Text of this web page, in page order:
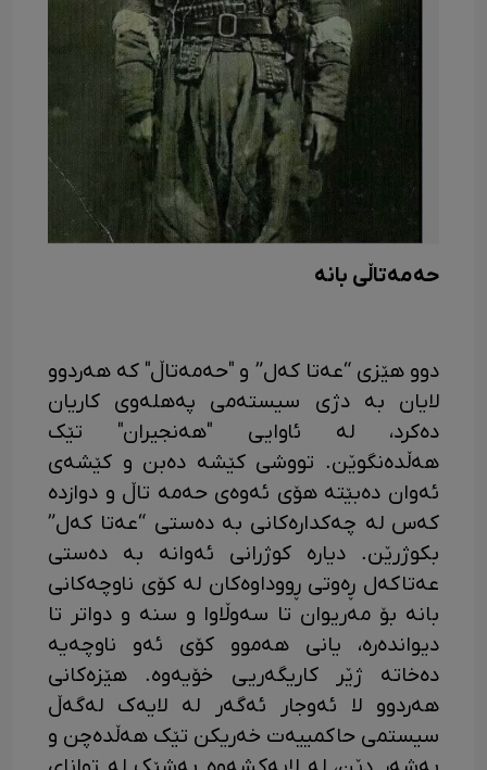
حەمەتاڵی بانە
دوو هێزی “عەتا کەل” و "حەمەتاڵ" کە هەردوو
لایان بە دژی سیستەمی پەهلەوی کاریان
دەکرد، لە ئاوایی "هەنجیران" تێک
هەڵدەنگوێن. تووشی کێشە دەبن و کێشەی
ئەوان دەبێتە هۆی ئەوەی حەمە تاڵ و دوازدە
کەس لە چەکدارەکانی بە دەستی “عەتا کەل”
بکوژرێن. دیارە کوژرانی ئەوانە بە دەستی
عەتاکەل ڕەوتی ڕووداوەکان لە کۆی ناوچەکانی
بانە بۆ مەریوان تا سەوڵاوا و سنە و دواتر تا
دیواندەرە، یانی هەموو کۆی ئەو ناوچەیە
دەخاتە ژێر کاریگەریی خۆیەوە. هێزەکانی
هەردوو لا ئەوجار ئەگەر لە لایەک لەگەڵ
سیستمی حاکمییەت خەریکن تێک هەڵدەچن و